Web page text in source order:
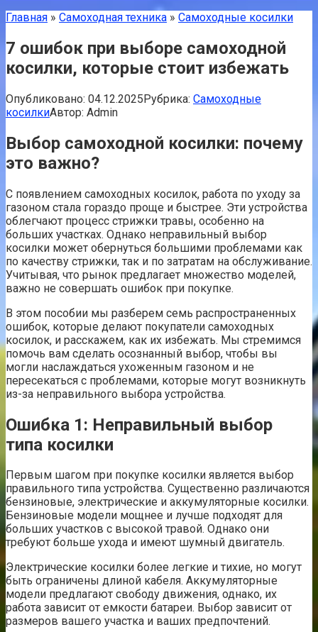
Главная » Самоходная техника » Самоходные косилки
7 ошибок при выборе самоходной
косилки, которые стоит избежать
Опубликовано: 04.12.2025Рубрика: Самоходные
косилкиАвтор: Admin
Выбор самоходной косилки: почему
это важно?
С появлением самоходных косилок, работа по уходу за
газоном стала гораздо проще и быстрее. Эти устройства
облегчают процесс стрижки травы, особенно на
больших участках. Однако неправильный выбор
косилки может обернуться большими проблемами как
по качеству стрижки, так и по затратам на обслуживание.
Учитывая, что рынок предлагает множество моделей,
важно не совершать ошибок при покупке.
В этом пособии мы разберем семь распространенных
ошибок, которые делают покупатели самоходных
косилок, и расскажем, как их избежать. Мы стремимся
помочь вам сделать осознанный выбор, чтобы вы
могли наслаждаться ухоженным газоном и не
пересекаться с проблемами, которые могут возникнуть
из-за неправильного выбора устройства.
Ошибка 1: Неправильный выбор
типа косилки
Первым шагом при покупке косилки является выбор
правильного типа устройства. Существенно различаются
бензиновые, электрические и аккумуляторные косилки.
Бензиновые модели мощнее и лучше подходят для
больших участков с высокой травой. Однако они
требуют больше ухода и имеют шумный двигатель.
Электрические косилки более легкие и тихие, но могут
быть ограничены длиной кабеля. Аккумуляторные
модели предлагают свободу движения, однако, их
работа зависит от емкости батареи. Выбор зависит от
размеров вашего участка и ваших предпочтений.